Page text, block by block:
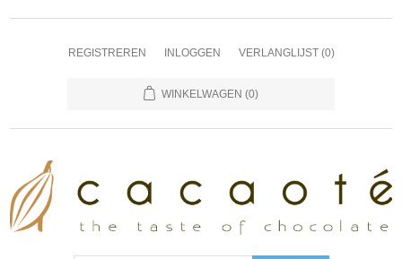
REGISTREREN INLOGGEN VERLANGLIJST (0)
WINKELWAGEN (0)